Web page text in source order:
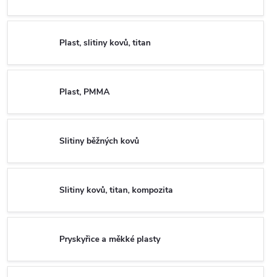
Plast, slitiny kovů, titan
Plast, PMMA
Slitiny běžných kovů
Slitiny kovů, titan, kompozita
Pryskyřice a měkké plasty